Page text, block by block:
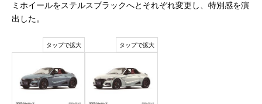
ミホイールをステルスブラックへとそれぞれ変更し、特別感を演
出した。